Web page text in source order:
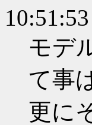
モデ
て事
更に